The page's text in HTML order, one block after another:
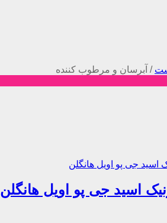
/ آبرسان و مرطوب کننده
اسید جی پو اویل هانگلن